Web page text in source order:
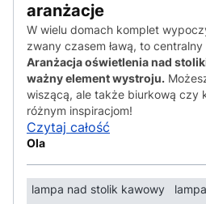
aranżacje
W wielu domach komplet
zwany czasem ławą, to
Aranżacja oświetlenia nad
ważny element wystroju.
wiszącą, ale także biurkową czy
różnym inspiracjom!
Czytaj całość
Ola
lampa nad stolik kawowy